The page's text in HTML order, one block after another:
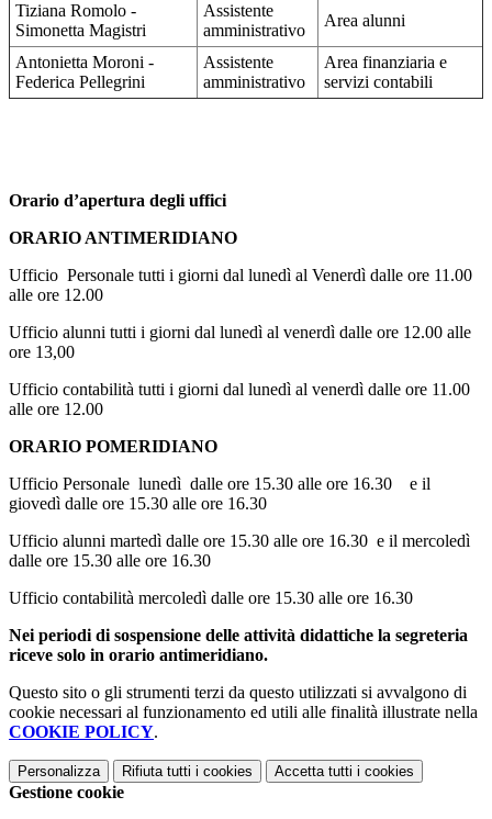
Tiziana Romolo -
Simonetta Magistri
Assistente
amministrativo
Area alunni
Antonietta Moroni -
Federica Pellegrini
Assistente
amministrativo
Area finanziaria e
servizi contabili
Orario d’apertura degli uffici
ORARIO ANTIMERIDIANO
Ufficio Personale tutti i giorni dal lunedì al Venerdì dalle ore 11.00
alle ore 12.00
Ufficio alunni tutti i giorni dal lunedì al venerdì dalle ore 12.00 alle
ore 13,00
Ufficio contabilità tutti i giorni dal lunedì al venerdì dalle ore 11.00
alle ore 12.00
ORARIO POMERIDIANO
Ufficio Personale lunedì dalle ore 15.30 alle ore 16.30 e il
giovedì dalle ore 15.30 alle ore 16.30
Ufficio alunni martedì dalle ore 15.30 alle ore 16.30 e il mercoledì
dalle ore 15.30 alle ore 16.30
Ufficio contabilità mercoledì dalle ore 15.30 alle ore 16.30
Nei periodi di sospensione delle attività didattiche la segreteria
riceve solo in orario antimeridiano.
Questo sito o gli strumenti terzi da questo utilizzati si avvalgono di
cookie necessari al funzionamento ed utili alle finalità illustrate nella
COOKIE POLICY.
Personalizza Rifiuta tutti i cookies Accetta tutti i cookies
Gestione cookie